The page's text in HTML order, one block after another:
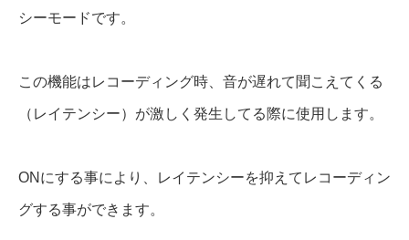
シーモードです。
この機能はレコーディング時、音が遅れて聞こえてくる
（レイテンシー）が激しく発生してる際に使用します。
ONにする事により、レイテンシーを抑えてレコーディン
グする事ができます。